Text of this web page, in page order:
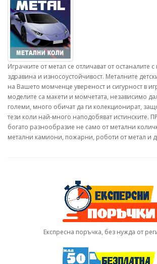
Играчките от метал се отличават от останалите с
здравина и износоустойчивост. Металните
на Вашето момченце увереност и сигурност в
моделите са макети и момчетата, независимо
големи, много обичат да ги колекционират,
тези коли най-много наподобяват истинските.
богато разнообразие не само от метални
метални камиони, пожарни, роботи от метал и
Експресна поръчка, без нужда от